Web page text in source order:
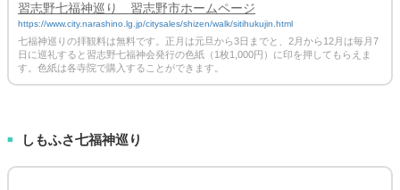
習志野七福神巡り 習志野市ホームページ
https://www.city.narashino.lg.jp/citysales/shizen/walk/sitihukujin.html
七福神巡りの拝観料は無料です。正月は元旦から3日までと、2月から12月は毎月7
日に巡礼すると習志野七福神会発行の色紙（1枚1,000円）に印を押してもらえま
す。色紙は各寺院で購入することができます。
■ しもふさ七福神巡り